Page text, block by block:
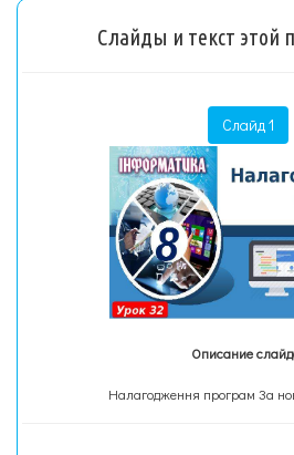
Слайды и текст этой
Слайд 1
Описание
Налагодження програм За